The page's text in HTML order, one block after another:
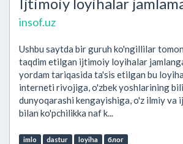
insof.uz
Ushbu saytda bir guruh ko'ngillilar
taqdim etilgan ijtimoiy loyihalar
yordam tariqasida ta'sis etilgan bu
interneti rivojiga, o'zbek yoshlarining
dunyoqarashi kengayishiga, o'z ilmiy
bilan ko'pchilikka naf k...
imlo dastur loyiha блог